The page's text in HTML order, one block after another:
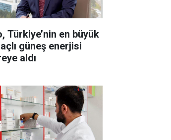
Türkiye’nin en büyük
güneş enerjisi
aldı